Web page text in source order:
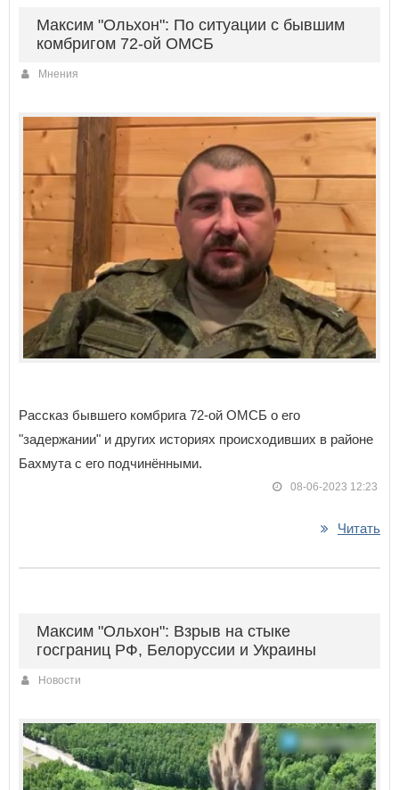
Максим "Ольхон": По ситуации с бывшим
комбригом 72-ой ОМСБ
Мнения
Рассказ бывшего комбрига 72-ой ОМСБ о его
"задержании" и других историях происходивших в районе
Бахмута с его подчинёнными.
08-06-2023 12:23
Читать
Максим "Ольхон": Взрыв на стыке
госграниц РФ, Белоруссии и Украины
Новости